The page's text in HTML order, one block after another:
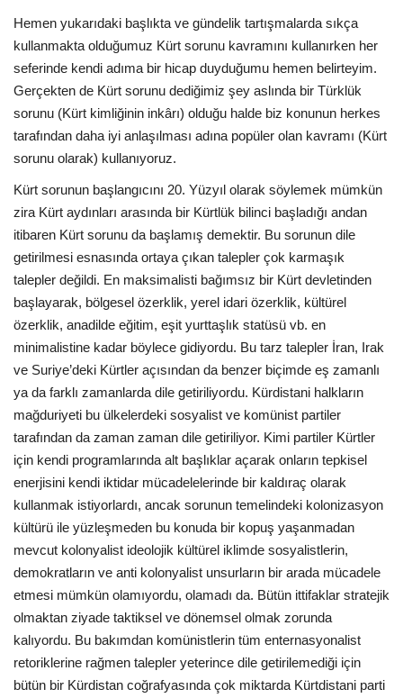
Hemen yukarıdaki başlıkta ve gündelik tartışmalarda sıkça
kullanmakta olduğumuz Kürt sorunu kavramını kullanırken her
seferinde kendi adıma bir hicap duyduğumu hemen belirteyim.
Gerçekten de Kürt sorunu dediğimiz şey aslında bir Türklük
sorunu (Kürt kimliğinin inkârı) olduğu halde biz konunun herkes
tarafından daha iyi anlaşılması adına popüler olan kavramı (Kürt
sorunu olarak) kullanıyoruz.
Kürt sorunun başlangıcını 20. Yüzyıl olarak söylemek mümkün
zira Kürt aydınları arasında bir Kürtlük bilinci başladığı andan
itibaren Kürt sorunu da başlamış demektir. Bu sorunun dile
getirilmesi esnasında ortaya çıkan talepler çok karmaşık
talepler değildi. En maksimalisti bağımsız bir Kürt devletinden
başlayarak, bölgesel özerklik, yerel idari özerklik, kültürel
özerklik, anadilde eğitim, eşit yurttaşlık statüsü vb. en
minimalistine kadar böylece gidiyordu. Bu tarz talepler İran, Irak
ve Suriye’deki Kürtler açısından da benzer biçimde eş zamanlı
ya da farklı zamanlarda dile getiriliyordu. Kürdistani halkların
mağduriyeti bu ülkelerdeki sosyalist ve komünist partiler
tarafından da zaman zaman dile getiriliyor. Kimi partiler Kürtler
için kendi programlarında alt başlıklar açarak onların tepkisel
enerjisini kendi iktidar mücadelelerinde bir kaldıraç olarak
kullanmak istiyorlardı, ancak sorunun temelindeki kolonizasyon
kültürü ile yüzleşmeden bu konuda bir kopuş yaşanmadan
mevcut kolonyalist ideolojik kültürel iklimde sosyalistlerin,
demokratların ve anti kolonyalist unsurların bir arada mücadele
etmesi mümkün olamıyordu, olamadı da. Bütün ittifaklar stratejik
olmaktan ziyade taktiksel ve dönemsel olmak zorunda
kalıyordu. Bu bakımdan komünistlerin tüm enternasyonalist
retoriklerine rağmen talepler yeterince dile getirilemediği için
bütün bir Kürdistan coğrafyasında çok miktarda Kürtdistani parti